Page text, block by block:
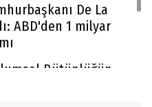
De La
ABD'den 1 milyar
Bütünlüğün